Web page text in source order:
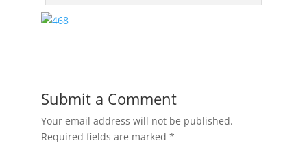
Submit a Comment
Your email address will not be published.
Required fields are marked *